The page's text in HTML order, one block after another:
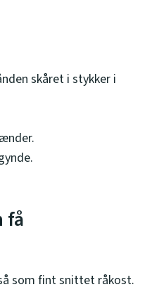
skåret i stykker i
få
som fint snittet råkost.